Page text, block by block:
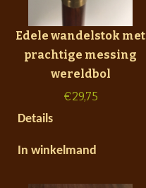
Edele wandelstok met
prachtige messing
wereldbol
€29,75
Details
In winkelmand